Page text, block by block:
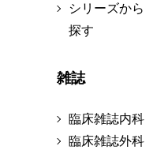
シリーズから
探す
雑誌
臨床雑誌内科
臨床雑誌外科